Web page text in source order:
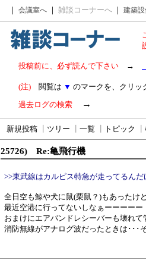
｜ 会議室へ ｜ 雑談コーナーへ ｜ 建築
投稿前に、必ず読んで下さい →
(注) 閲覧は ▼ のマークを、クリッ
過去ログの検索 →
新規投稿 ツリー 一覧 トピック
25726) Re:亀飛行機
>>東武線はカルピス特急が走ってるん
全日空も鯨や犬に鼠(栗鼠？)もあったけ
最近空港に行ってないしなぁーーーーー
おまけにエアバンドレシーバーも壊れ
消防無線がアナログ波だったときは･･･